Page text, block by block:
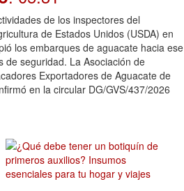
de los inspectores del
de Estados Unidos (USDA) en
los embarques de aguacate hacia ese
de seguridad. La Asociación de
Exportadores de Aguacate de
en la circular DG/GVS/437/2026